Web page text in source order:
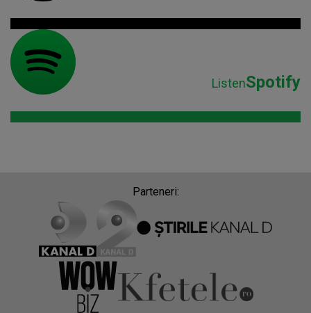
ListenSpotify
Parteneri: